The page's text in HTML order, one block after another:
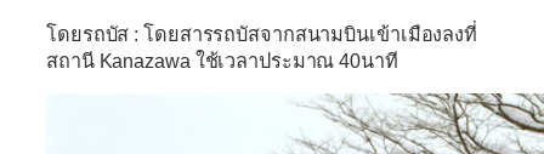
โดยรถบัส : โดยสารรถบัสจากสนามบินเข้าเมืองลงที่
สถานี Kanazawa ใช้เวลาประมาณ 40นาที